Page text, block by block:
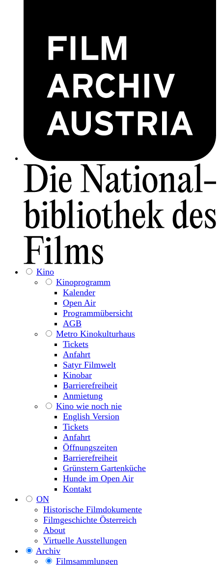
Kino
Kinoprogramm
Kalender
Open Air
Programmübersicht
AGB
Metro Kinokulturhaus
Tickets
Anfahrt
Satyr Filmwelt
Kinobar
Barrierefreiheit
Anmietung
Kino wie noch nie
English Version
Tickets
Anfahrt
Öffnungszeiten
Barrierefreiheit
Grünstern Gartenküche
Hunde im Open Air
Kontakt
ON
Historische Filmdokumente
Filmgeschichte Österreich
About
Virtuelle Ausstellungen
Archiv
Filmsammlungen